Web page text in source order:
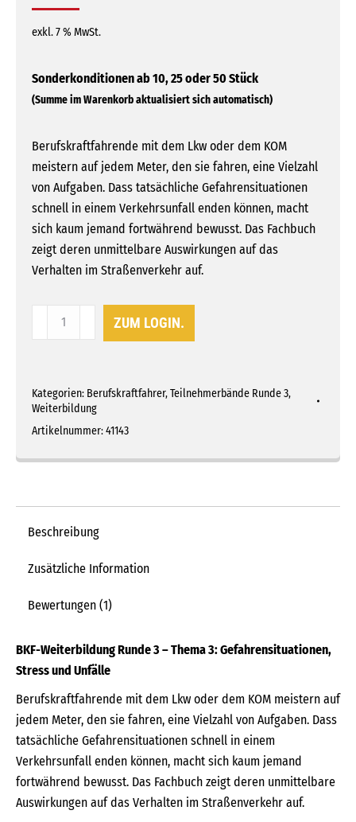
Kundenbewertung
exkl. 7 % MwSt.
Berufskraftfahrende mit dem Lkw oder dem KOM
meistern auf jedem Meter, den sie fahren, eine Vielzahl
von Aufgaben. Dass tatsächliche Gefahrensituationen
schnell in einem Verkehrsunfall enden können, macht
sich kaum jemand fortwährend bewusst. Das Fachbuch
zeigt deren unmittelbare Auswirkungen auf das
Verhalten im Straßenverkehr auf.
Thema
und
Unfälle
Menge
ZUM LOGIN.
Kategorien: Berufskraftfahrer,Teilnehmerbände Runde 3,
Weiterbildung
Artikelnummer:41143
Beschreibung
Zusätzliche Information
Bewertungen (1)
BKF-Weiterbildung Runde 3 – Thema 3: Gefahrensituationen,
Stress und Unfälle
Berufskraftfahrende mit dem Lkw oder dem KOM meistern auf
jedem Meter, den sie fahren, eine Vielzahl von Aufgaben. Dass
tatsächliche Gefahrensituationen schnell in einem
Verkehrsunfall enden können, macht sich kaum jemand
fortwährend bewusst. Das Fachbuch zeigt deren unmittelbare
Auswirkungen auf das Verhalten im Straßenverkehr auf.